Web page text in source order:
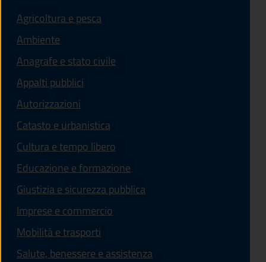
Agricoltura e pesca
Ambiente
Anagrafe e stato civile
Appalti pubblici
Autorizzazioni
Catasto e urbanistica
Cultura e tempo libero
Educazione e formazione
Giustizia e sicurezza pubblica
Imprese e commercio
Mobilità e trasporti
Salute, benessere e assistenza